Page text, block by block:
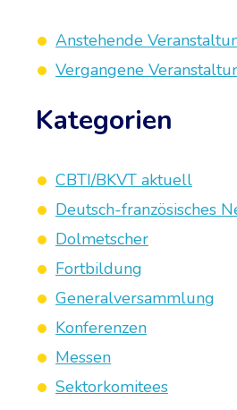
Anstehende
Vergangene
Kategorien
CBTI/BKVT aktuell
Deutsch-französisches
Dolmetscher
Fortbildung
Generalversammlung
Konferenzen
Messen
Sektorkomitees